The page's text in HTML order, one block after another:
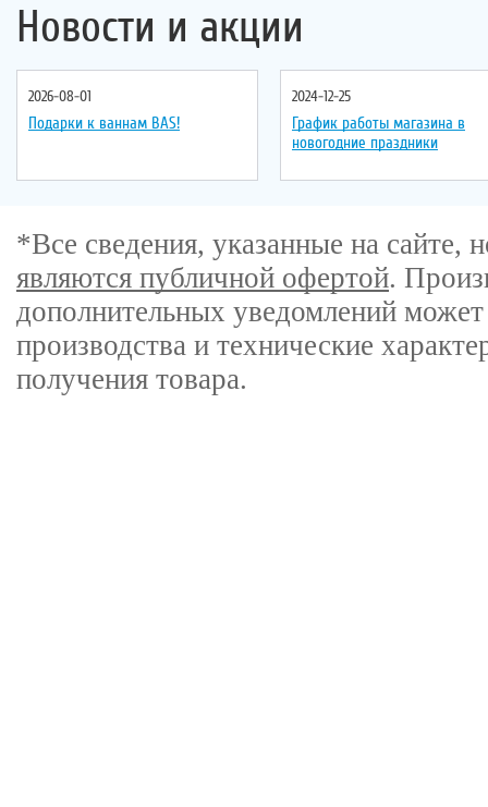
Новости и акции
2026-08-01
Подарки к ваннам BAS!
2024-12-25
График работы магазина в
новогодние праздники
*Все сведения, указанные на
являются публичной офертой.
дополнительных уведомлений
производства и технические
получения товара.